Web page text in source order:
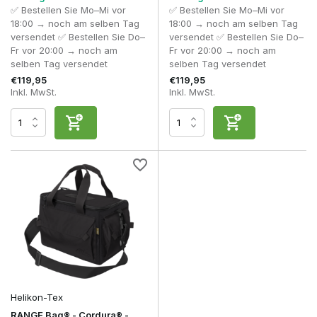
Seitenwaffenausrüstung organisieren möchten – eine gut
durchdachte Pistolen-Tasche sorgt dafür, dass alles sicher,
übersichtlich und sofort griffbereit bleibt.
Professionelle Nutzung
Im Schießsport, bei militärischen Übungen und in
professionellen Ausbildungszentren werden Pistol Bags
täglich eingesetzt, um Handfeuerwaffen und die
dazugehörige Ausrüstung übersichtlich zu transportieren.
Nicht nur die Pistole selbst, sondern auch Magazine,
ihren festen Platz. Dadurch verläuft die Vorbereitung
effizienter und die Ausrüstung bleibt übersichtlich, sowohl
auf dem Schießstand als auch während der Übungen.
Auch in der Airsoft-Szene entscheiden sich immer mehr
Spieler für eine hochwertige Airsoft-Pistolen-Tasche. Vor
allem, wenn man regelmäßig mehrere Seitenwaffen,
Ersatzmagazine oder Zubehör verwendet, bietet eine gut
organisierte Tactical Pistol Bag viel mehr Übersicht als
einzelne Fächer in einem Rucksack oder einer
Ausrüstungstasche.
✅ Bestellen Sie Mo–Mi vor
18:00 → noch am selben Tag
versendet ✅ Bestellen Sie Do–
Fr vor 20:00 → noch am
selben Tag versendet
€119,95
Inkl. MwSt.
✅ Bestellen Sie Mo–Mi vor
18:00 → noch am selben Tag
versendet ✅ Bestellen Sie Do–
Fr vor 20:00 → noch am
selben Tag versendet
€119,95
Inkl. MwSt.
Helikon-Tex